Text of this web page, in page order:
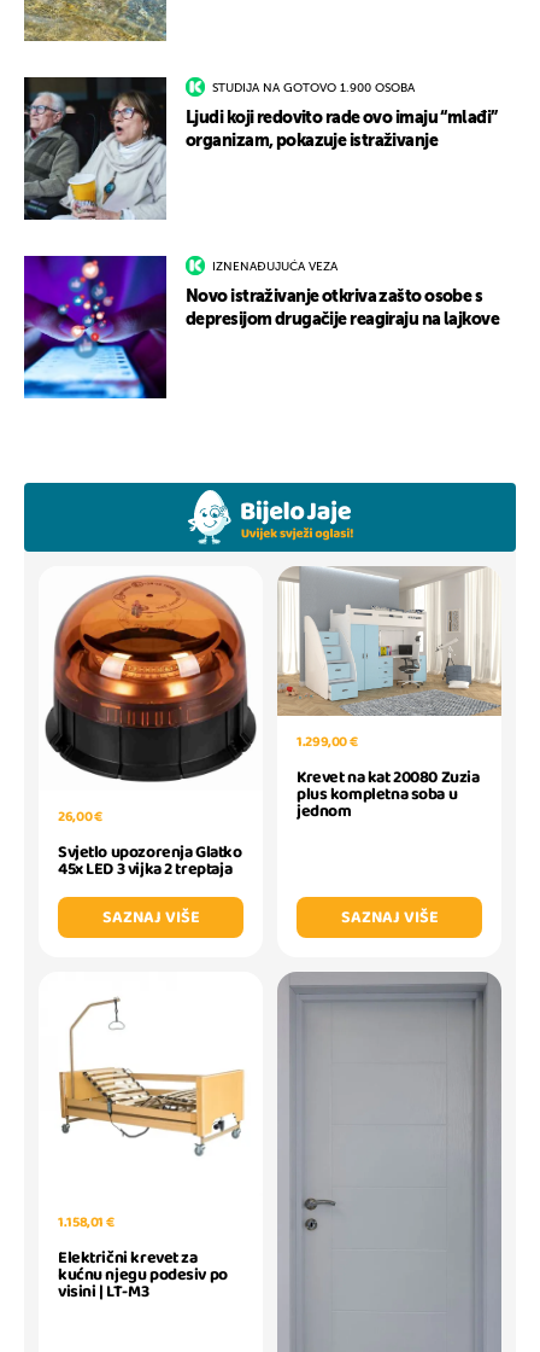
STUDIJA NA GOTOVO 1.900 OSOBA
Ljudi koji redovito rade ovo imaju “mlađi”
organizam, pokazuje istraživanje
IZNENAĐUJUĆA VEZA
Novo istraživanje otkriva zašto osobe s
depresijom drugačije reagiraju na lajkove
26,00 €
Svjetlo upozorenja Glatko
45x LED 3 vijka 2 treptaja
SAZNAJ VIŠE
1.299,00 €
Krevet na kat 20080 Zuzia
plus kompletna soba u
jednom
SAZNAJ VIŠE
1.158,01 €
Električni krevet za
kućnu njegu podesiv po
visini | LT-M3